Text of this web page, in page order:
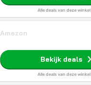
Alle deals van deze winkel
Amazon
Bekijk deals
Alle deals van deze winkel